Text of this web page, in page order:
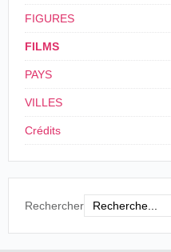
FIGURES
FILMS
PAYS
VILLES
Crédits
Rechercher